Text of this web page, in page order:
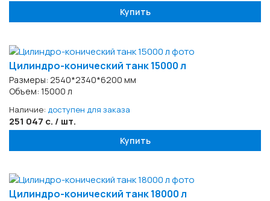
Купить
Цилиндро-конический танк 15000 л
Размеры: 2540*2340*6200 мм
Объем: 15000 л
Наличие: доступен для заказа
251 047 с. / шт.
Купить
Цилиндро-конический танк 18000 л